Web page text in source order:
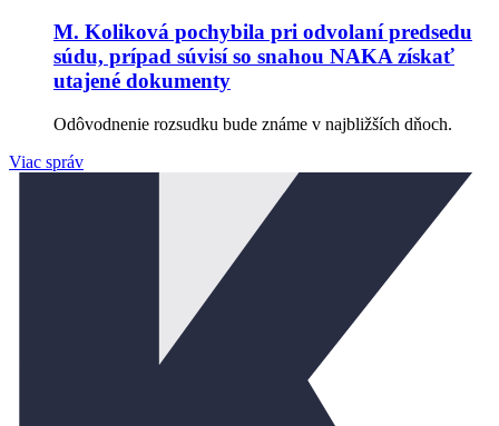
M. Koliková pochybila pri odvolaní predsedu
súdu, prípad súvisí so snahou NAKA získať
utajené dokumenty
Odôvodnenie rozsudku bude známe v najbližších dňoch.
Viac správ